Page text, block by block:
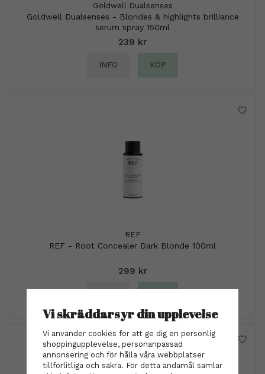
Goldwell Dualsenses
Goldwell Dualsenses - Blondes & highlights brilliance
serum spray 150ml
239 kr
INFO KÖP
REF
REF - Root Concealer Dark Blonde 100ml
299 kr
Vi skräddarsyr din upplevelse
Vi använder cookies för att ge dig en personlig
shoppingupplevelse, personanpassad
annonsering och för hålla våra webbplatser
tillförlitliga och säkra. För detta ändamål samlar